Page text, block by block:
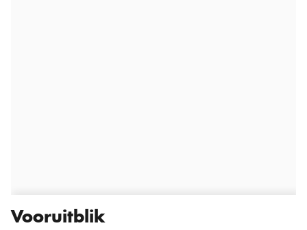
Vooruitblik